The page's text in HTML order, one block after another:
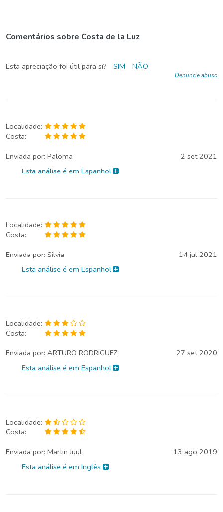
Comentários sobre Costa de la Luz
Esta apreciação foi útil para si? SIM NÃO
Denuncie abuso
Localidade:
Costa:
Enviada por: Paloma
2 set 2021
Esta análise é em Espanhol
Localidade:
Costa:
Enviada por: Silvia
14 jul 2021
Esta análise é em Espanhol
Localidade:
Costa:
Enviada por: ARTURO RODRIGUEZ
27 set 2020
Esta análise é em Espanhol
Localidade:
Costa:
Enviada por: Martin Juul
13 ago 2019
Esta análise é em Inglês